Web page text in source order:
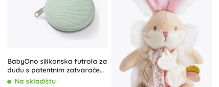
BabyOno silikonska futrola za
dudu s patentnim zatvaračem,
mint 0m+
Na skladištu